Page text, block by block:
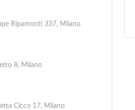
Ripamonti 337, Milano
8, Milano
Cicco 17, Milano